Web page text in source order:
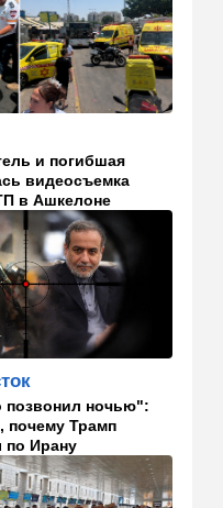
Восток
блокада
экспорт
нефти
минут сна могут
здоровье:
нового
Израиле на
жаркие деньки
Восток
НАТО" угрожает
и
изоляцией
и погибшая
видеосъемка
в Ашкелоне
позвонил ночью":
почему Трамп
по Ирану